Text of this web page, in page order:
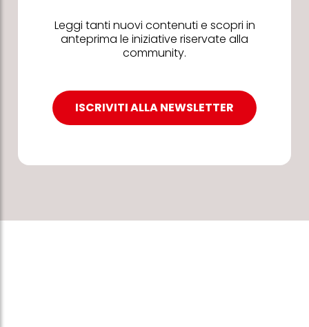
Leggi tanti nuovi contenuti e scopri in
anteprima le iniziative riservate alla
community.
ISCRIVITI ALLA NEWSLETTER